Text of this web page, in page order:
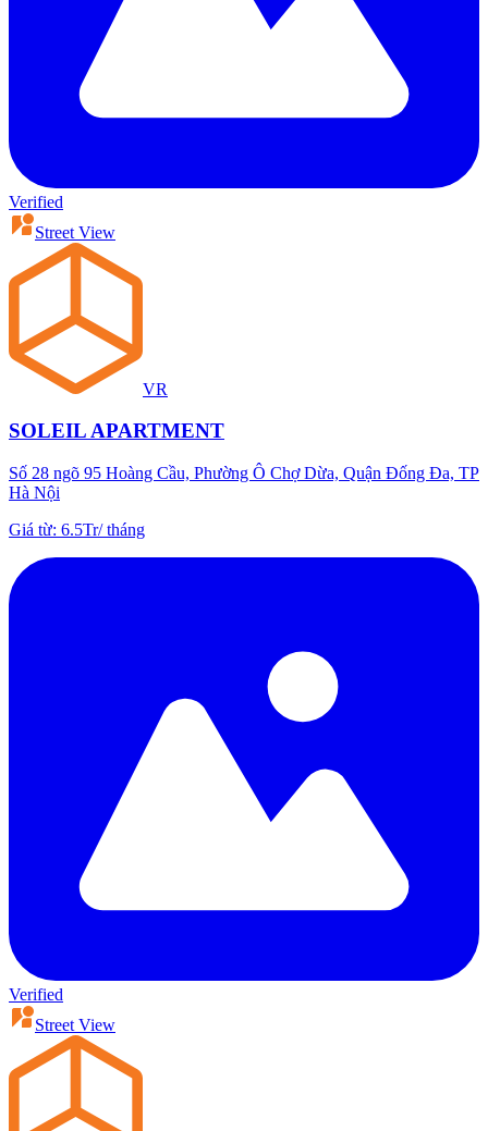
Verified
Street View
VR
SOLEIL APARTMENT
Số 28 ngõ 95 Hoàng Cầu, Phường Ô Chợ Dừa, Quận Đống Đa, TP
Hà Nội
Giá từ: 6.5Tr/tháng
Verified
Street View